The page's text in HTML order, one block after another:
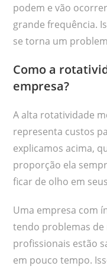
podem e vão
grande frequência.
se torna um
Como a
empresa?
A alta rotatividade
representa custos
explicamos acima,
proporção ela
ficar de olho em
Uma empresa com
tendo problemas
profissionais estão
em pouco tempo.